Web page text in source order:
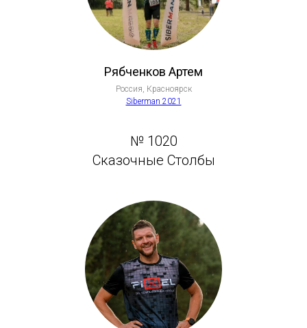
Рябченков Артем
Россия, Красноярск
Siberman 2021
№ 1020
Сказочные Столбы